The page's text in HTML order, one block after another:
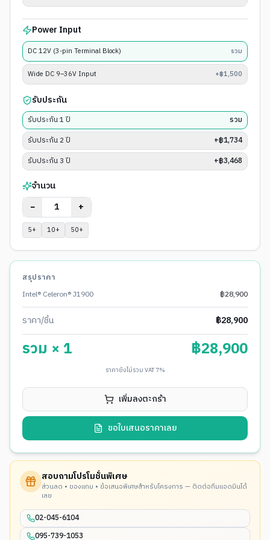
Power Input
DC 12V (3-pin Terminal Block) รวม
Wide DC 9–36V Input +฿1,500
รับประกัน
รับประกัน 1 ปี
รวม
รับประกัน 2 ปี
+฿1,734
รับประกัน 3 ปี
+฿3,468
จำนวน
−
+
5+ 10+ 50+
สรุปราคา
Intel® Celeron® J1900
฿28,900
ราคา/ชิ้น ฿28,900
รวม ×1 ฿28,900
ราคายังไม่รวม VAT 7%
เพิ่มลงตะกร้า
ขอใบเสนอราคาเลย
สอบถามโปรโมชั่นพิเศษ
ส่วนลด • ของแถม • ข้อเสนอพิเศษสำหรับโครงการ — ติดต่อทีมแอดมินได้
เลย
02-045-6104
095-739-1053